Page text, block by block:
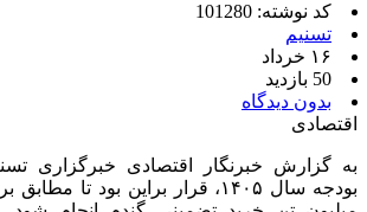
کد نوشته: 101280
تسنیم
۱۶ خرداد
50 بازدید
بدون دیدگاه
اقتصادی
به گزارش خبرنگار اقتصادی خبرگزاری